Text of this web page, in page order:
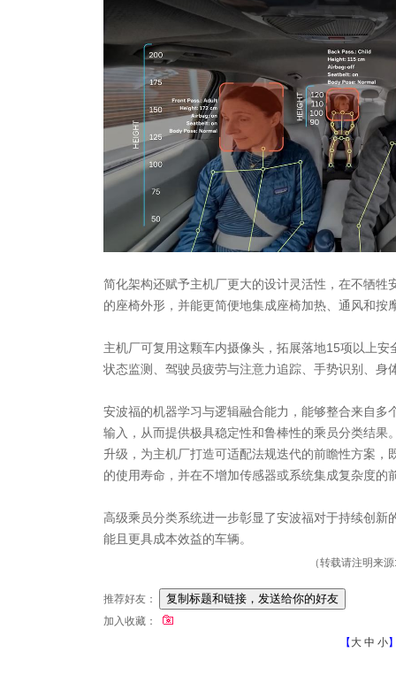
简化架构还赋予主机厂更大的设计灵活性，在不牺牲
的座椅外形，并能更简便地集成座椅加热、通风和按
主机厂可复用这颗车内摄像头，拓展落地15项以上
状态监测、驾驶员疲劳与注意力追踪、手势识别、身
安波福的机器学习与逻辑融合能力，能够整合来自多
输入，从而提供极具稳定性和鲁棒性的乘员分类结果
升级，为主机厂打造可适配法规迭代的前瞻性方案，
的使用寿命，并在不增加传感器或系统集成复杂度的
高级乘员分类系统进一步彰显了安波福对于持续创新
能且更具成本效益的车辆。
（转载请注明来
推荐好友：
加入收藏：
【 大 中 小